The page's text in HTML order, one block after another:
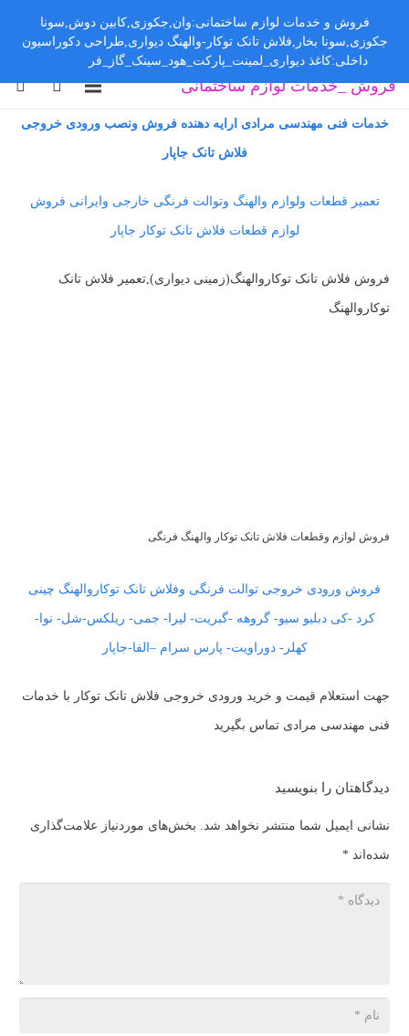
فروش _خدمات لوازم ساختمانی
خدمات فنی مهندسی مرادی ارایه دهنده فروش ونصب ورودی خروجی
فلاش تانک جاپار
تعمیر قطعات ولوازم والهنگ وتوالت فرنگی خارجی وایرانی فروش
لوازم قطعات فلاش تانک توکار جاپار
فروش فلاش تانک توکاروالهنگ(زمینی دیواری),تعمیر فلاش تانک
توکاروالهنگ
فروش لوازم وقطعات فلاش تانک توکار والهنگ فرنگی
فروش ورودی خروجی توالت فرنگی وفلاش تانک توکاروالهنگ چینی
کرد -کی دبلیو سیو- گروهه -گبریت- لیرا- جمی- ریلکس-شل- نوا-
کهلر- دوراویت- پارس سرام –الفا-جاپار
جهت استعلام قیمت و خرید ورودی خروجی فلاش تانک توکار با خدمات
فنی مهندسی مرادی تماس بگیرید
دیدگاهتان را بنویسید
نشانی ایمیل شما منتشر نخواهد شد. بخش‌های موردنیاز علامت‌گذاری
شده‌اند *
فروش و خدمات لوازم ساختمانی:وان,جکوزی,کابین دوش,سونا
جکوزی,سونا بخار,فلاش تانک توکار-والهنگ دیواری,طراحی دکوراسیون
داخلی:کاغذ دیواری_لمینت_پارکت_هود_سینک_گاز_فر